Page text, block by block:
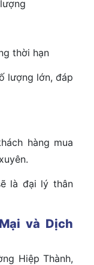
thời hạn
lượng lớn, đáp
hàng mua
là đại lý thân
và Dịch
Hiệp Thành,